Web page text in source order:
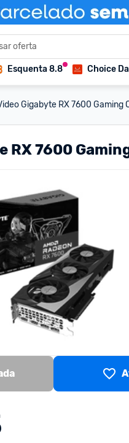
Esquenta 8.8 Choice
Gigabyte RX 7600 Gaming
RX 7600